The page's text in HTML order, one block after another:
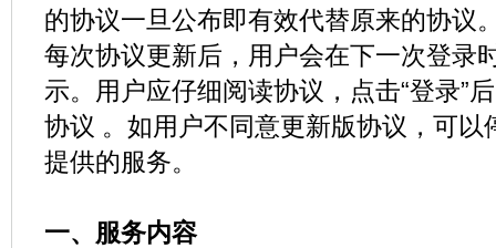
的协议一旦公布即有效代替原来的协议
每次协议更新后，用户会在下一次登录
示。用户应仔细阅读协议，点击“登录”
协议 。如用户不同意更新版协议，可
提供的服务。
一、服务内容